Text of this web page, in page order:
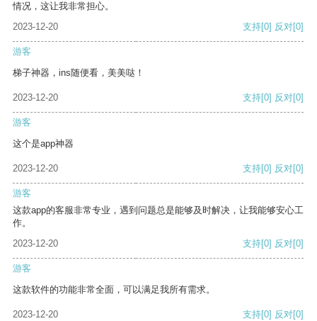
情况，这让我非常担心。
2023-12-20
支持[0] 反对[0]
游客
梯子神器，ins随便看，美美哒！
2023-12-20 支持[0] 反对[0]
游客
这个是app神器
2023-12-20 支持[0] 反对[0]
游客
这款app的客服非常专业，遇到问题总是能够及时解决，让我能够安心工
作。
2023-12-20
支持[0] 反对[0]
游客
这款软件的功能非常全面，可以满足我所有需求。
2023-12-20 支持[0] 反对[0]